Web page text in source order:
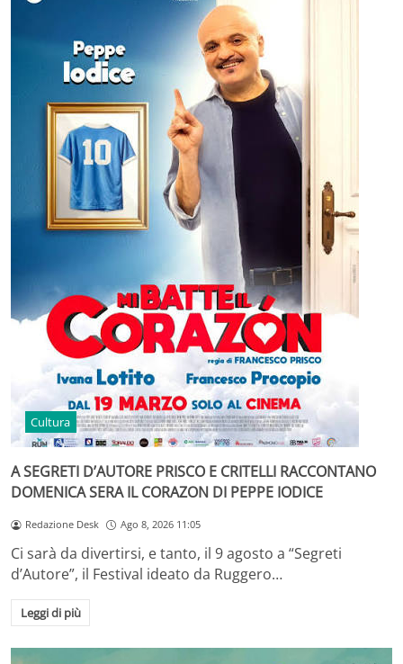
Cultura
A SEGRETI D’AUTORE PRISCO E CRITELLI RACCONTANO
DOMENICA SERA IL CORAZON DI PEPPE IODICE
Redazione Desk Ago 8, 2026 11:05
Ci sarà da divertirsi, e tanto, il 9 agosto a “Segreti
d’Autore”, il Festival ideato da Ruggero…
Leggi di più